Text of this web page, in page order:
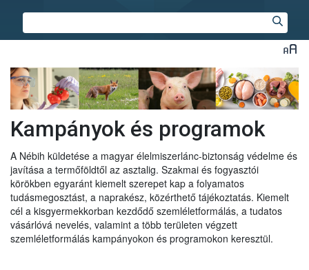
Kampányok és programok
A Nébih küldetése a magyar élelmiszerlánc-biztonság védelme és
javítása a termőföldtől az asztalig. Szakmai és fogyasztói
körökben egyaránt kiemelt szerepet kap a folyamatos
tudásmegosztást, a naprakész, közérthető tájékoztatás. Kiemelt
cél a kisgyermekkorban kezdődő szemléletformálás, a tudatos
vásárlóvá nevelés, valamint a több területen végzett
szemléletformálás kampányokon és programokon keresztül.